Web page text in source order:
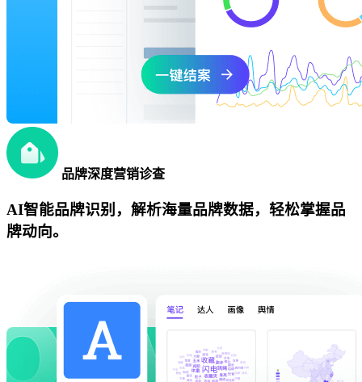
品牌深度营销诊查
AI智能品牌识别，解析海量品牌数据，轻松掌握品
牌动向。